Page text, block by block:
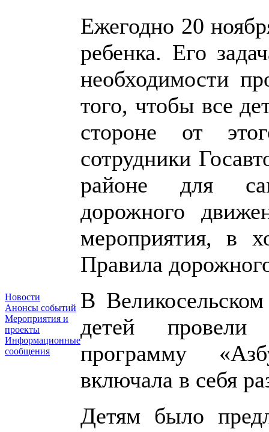
Новости
Анонсы событий
Мероприятия и
проекты
Информационные
сообщения
Ежегодно 20
ребенка. Его
необходимости
того, чтобы все
стороне от
сотрудники
районе для
дорожного
мероприятия, в
Правила
В
детей провели
программу
включала в себя
Детям было